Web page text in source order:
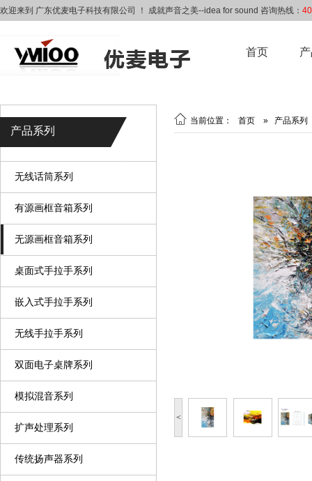
欢迎来到 广东优麦电子科技有限公司 ！ 成就声音之美--idea for sound 咨询热线：
首页
产品系列
无线话筒系列
有源画框音箱系列
无源画框音箱系列
桌面式手拉手系列
嵌入式手拉手系列
无线手拉手系列
双面电子桌牌系列
模拟混音系列
扩声处理系列
传统扬声器系列
 当前位置： 首页 » 产品系列
<